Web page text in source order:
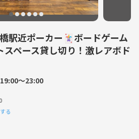
駅近ポーカー🃏ボードゲーム
ペース貸し切り！激レアボド
〜23:00
る